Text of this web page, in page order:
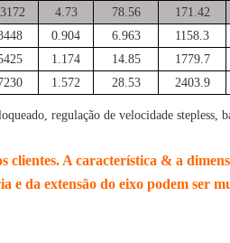
4.73 78.56 171.42
0.904 6.963 1158.3
1.174 14.85 1779.7
1.572 28.53 2403.9
regulação de velocidade stepless,
clientes. A característica & a
e da extensão do eixo podem ser